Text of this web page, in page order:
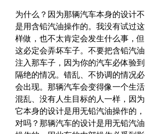
为什么？因为那辆汽车本身的设计不
是用含铅汽油操作的。我没有试过这
样做，也不太肯定会发生什么事，但
这必定会弄坏车子。不要把含铅汽油
注入那车子，因为你的汽车必体验到
隔绝的情况。错乱、不协调的情况必
会出现。那辆汽车会变得像一个生活
混乱、没有人生目标的人一样，因为
它本身的设计是用无铅汽油操作的，
对吗？那辆汽车的设计是用无铅汽油